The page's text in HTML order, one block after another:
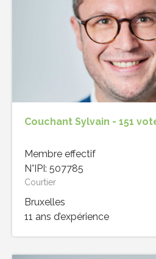
Couchant Sylvain - 151
Membre effectif
N°IPI: 507785
Courtier
Bruxelles
11 ans d’expérience